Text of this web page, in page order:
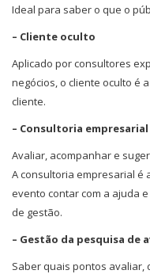
Ideal para saber o que o
– Cliente oculto
Aplicado por consultores
negócios, o cliente oculto é
cliente.
– Consultoria empresarial
Avaliar, acompanhar e
A consultoria empresarial é
evento contar com a ajuda
de gestão.
– Gestão da pesquisa de
Saber quais pontos avaliar,